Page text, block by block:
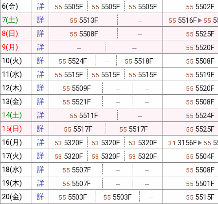
6(金)
詳 55 5505F 55 5505F 55 5505F 55 5502F
7(土)
詳 55 5513F ─ 55 5516F 55
8(日)
詳 55 5508F ─ 55 5525F
9(月)
詳 ─ ─ 55 5520F
10(火)
詳 55 5524F ─ 55 5518F 55 5508F
11(水)
詳 55 5515F 55 5515F 55 5515F 55 5519F
12(木)
詳 55 5509F ─ ─ 55 5520F
13(金)
詳 55 5521F ─ ─ 55 5508F
14(土)
詳 55 5511F ─ 55 5524F
15(日)
詳 55 5517F 55 5517F 55 5525F
16(月)
詳 53 5320F 53 5320F 53 5320F 31 3156F 55
17(火)
詳 53 5320F 53 5320F 53 5320F 55 5504F
18(水)
詳 55 5507F ─ ─ 55 5508F
19(木)
詳 55 5507F ─ ─ 55 5501F
20(金)
詳 55 5503F 55 5503F ─ 55 5515F